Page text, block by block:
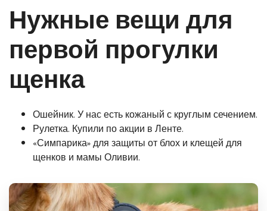
Нужные вещи для
первой прогулки
щенка
Ошейник. У нас есть кожаный с круглым сечением.
Рулетка. Купили по акции в Ленте.
«Симпарика» для защиты от блох и клещей для
щенков и мамы Оливии.